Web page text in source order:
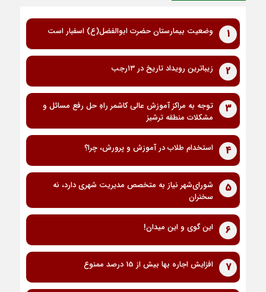
1 وضعیت بیمارستان حضرت ابوالفضل(ع) اسفبار است
2 زیباترین رویداد تاریخ در ۱۳رجب
3
توجه به مراکز آموزش عالی کاشمر راهِ حل رفع مسائل و
مشکلات منطقه ترشیز
4 استخدام طلاب در آموزش و پرورش، چرا؟
5
شورای‌شهر نیاز به متخصص مدیریت شهری دارد، نه
سخنران
6 این گوی و این میدان!
7 افزایش اجاره بها بیش از 15 درصد ممنوع